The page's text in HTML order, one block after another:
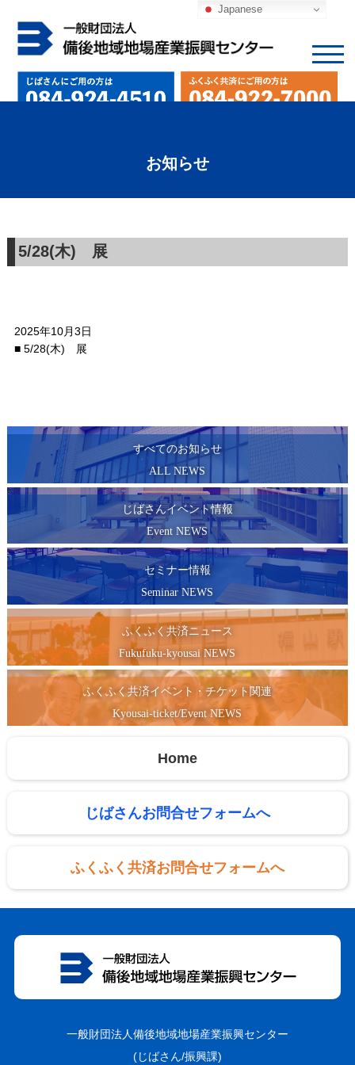
お知らせ
5/28(木) 展
2025年10月3日
■ 5/28(木) 展
すべてのお知らせ
ALL NEWS
じばさんイベント情報
Event NEWS
セミナー情報
Seminar NEWS
ふくふく共済ニュース
Fukufuku-kyousai NEWS
ふくふく共済イベント・チケット関連
Kyousai-ticket/Event NEWS
Home
じばさんお問合せフォームへ
ふくふく共済お問合せフォームへ
一般財団法人備後地域地場産業振興センター
(じばさん/振興課)
Japanese